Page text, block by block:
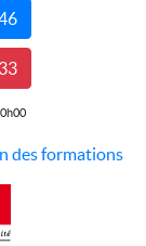
des formations